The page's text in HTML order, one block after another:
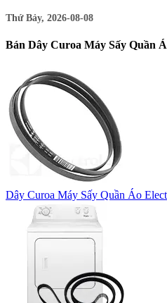
Thứ Bảy, 2026-08-08
Bán Dây Curoa Máy Sấy Quần
Dây Curoa Máy Sấy Quần Áo